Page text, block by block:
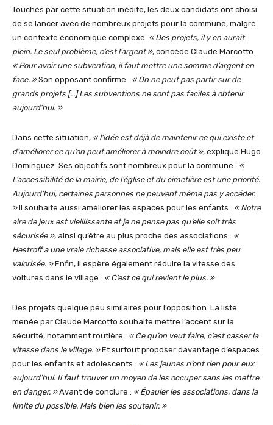
Touchés par cette situation inédite, les deux candidats ont choisi
de se lancer avec de nombreux projets pour la commune, malgré
un contexte économique complexe. « Des projets, il y en aurait
plein. Le seul problème, c’est l’argent », concède Claude Marcotto.
« Pour avoir une subvention, il faut mettre une somme d’argent en
face. »Son opposant confirme : « On ne peut pas partir sur de
grands projets […] Les subventions ne sont pas faciles à obtenir
aujourd’hui. »
Dans cette situation, « l’idée est déjà de maintenir ce qui existe et
d’améliorer ce qu’on peut améliorer à moindre coût », explique Hugo
Dominguez. Ses objectifs sont nombreux pour la commune : «
L’accessibilité de la mairie, de l’église et du cimetière est une priorité.
Aujourd’hui, certaines personnes ne peuvent même pas y accéder.
»Il souhaite aussi améliorer les espaces pour les enfants : « Notre
aire de jeux est vieillissante et je ne pense pas qu’elle soit très
sécurisée », ainsi qu’être au plus proche des associations : «
Hestroff a une vraie richesse associative, mais elle est très peu
valorisée. »Enfin, il espère également réduire la vitesse des
voitures dans le village : « C’est ce qui revient le plus. »
Des projets quelque peu similaires pour l’opposition. La liste
menée par Claude Marcotto souhaite mettre l’accent sur la
sécurité, notamment routière : « Ce qu’on veut faire, c’est casser la
vitesse dans le village. »Et surtout proposer davantage d’espaces
pour les enfants et adolescents : « Les jeunes n’ont rien pour eux
aujourd’hui. Il faut trouver un moyen de les occuper sans les mettre
en danger. »Avant de conclure : « Épauler les associations, dans la
limite du possible. Mais bien les soutenir. »